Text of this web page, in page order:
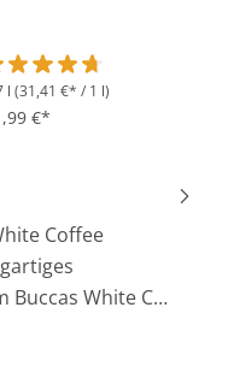
von 5 Sternen
l (31,41 €* / 1 l)
€*
Coffee
Buccas White C…